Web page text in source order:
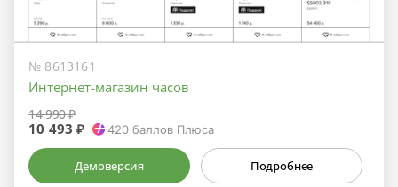
№ 8613161
Интернет-магазин часов
14 990 ₽
10 493 ₽ 420баллов Плюса
Демоверсия Подробнее